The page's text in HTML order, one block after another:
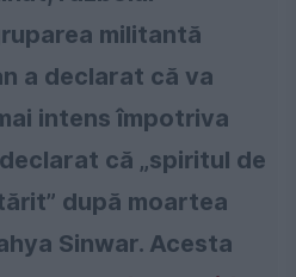
militantă
a declarat că va
intens împotriva
că „spiritul de
după moartea
Sinwar. Acesta